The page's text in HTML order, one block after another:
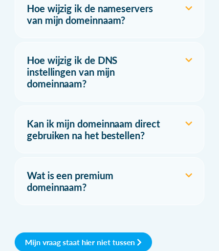
Hoe wijzig ik de nameservers
van mijn domeinnaam?
Hoe wijzig ik de DNS
instellingen van mijn
domeinnaam?
Kan ik mijn domeinnaam direct
gebruiken na het bestellen?
Wat is een premium
domeinnaam?
Mijn vraag staat hier niet tussen